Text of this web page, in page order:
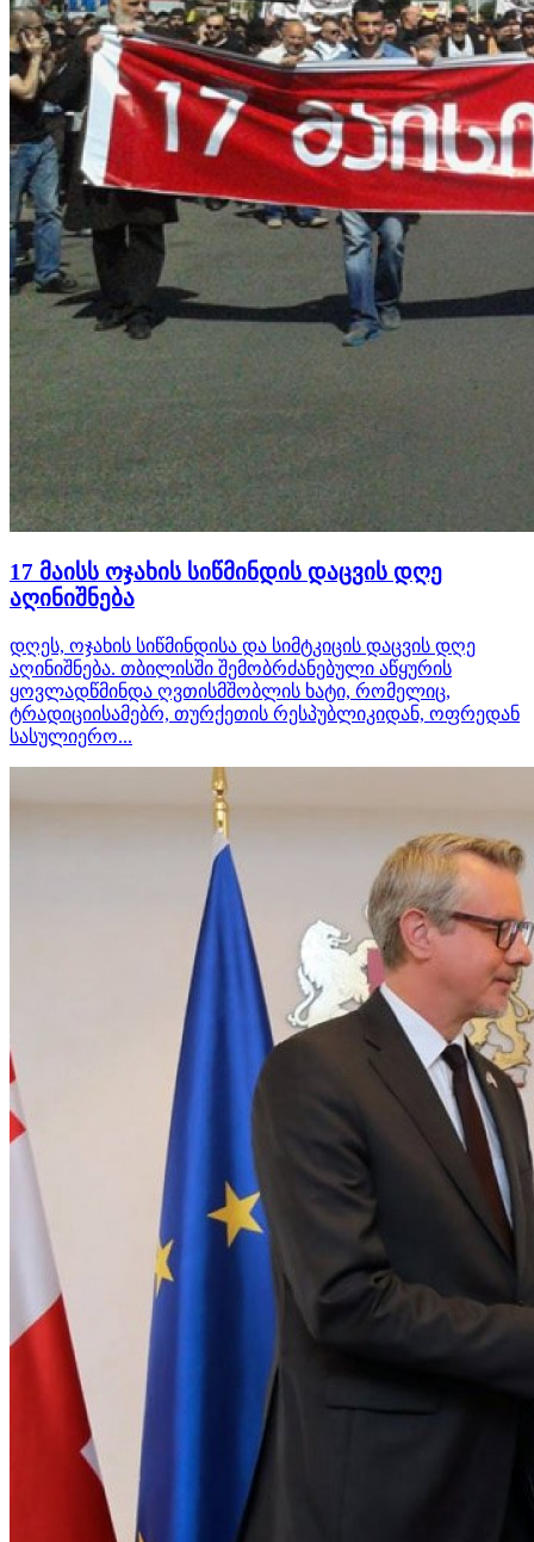
17 მაისს ოჯახის სიწმინდის დაცვის დღე
აღინიშნება
დღეს, ოჯახის სიწმინდისა და სიმტკიცის დაცვის დღე
აღინიშნება. თბილისში შემობრძანებული აწყურის
ყოვლადწმინდა ღვთისმშობლის ხატი, რომელიც,
ტრადიციისამებრ, თურქეთის რესპუბლიკიდან, ოფრედან
სასულიერო...